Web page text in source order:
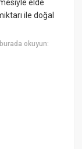
elde
ile doğal
okuyun: